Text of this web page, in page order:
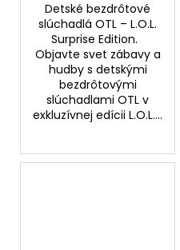
Detské bezdrôtové
slúchadlá OTL – L.O.L.
Surprise Edition.
Objavte svet zábavy a
hudby s detskými
bezdrôtovými
slúchadlami OTL v
exkluzívnej edícii L.O.L....